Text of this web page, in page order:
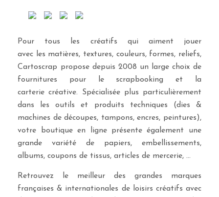
Pour tous les créatifs qui aiment jouer
avec les matières, textures, couleurs, formes, reliefs,
Cartoscrap propose depuis 2008 un large choix de
fournitures pour le scrapbooking et la
carterie créative. Spécialisée plus particulièrement
dans les outils et produits techniques (dies &
machines de découpes, tampons, encres, peintures),
votre boutique en ligne présente également une
grande variété de papiers, embellissements,
albums, coupons de tissus, articles de mercerie, …
Retrouvez le meilleur des grandes marques
françaises & internationales de loisirs créatifs avec